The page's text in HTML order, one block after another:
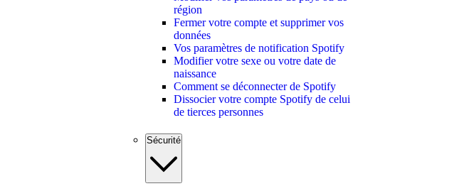
région
Fermer votre compte et supprimer vos
données
Vos paramètres de notification Spotify
Modifier votre sexe ou votre date de
naissance
Comment se déconnecter de Spotify
Dissocier votre compte Spotify de celui
de tierces personnes
Sécurité